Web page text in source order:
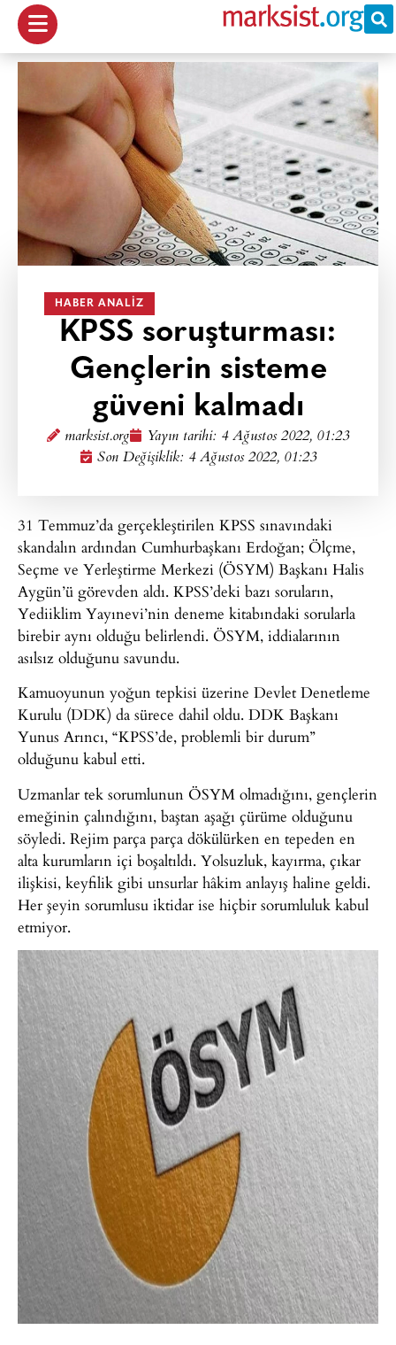
HABER ANALIZ
KPSS soruşturması:
Gençlerin sisteme
güveni kalmadı
marksist.org Yayın tarihi: 4 Ağustos 2022, 01:23
Son Değişiklik: 4 Ağustos 2022, 01:23
31 Temmuz’da gerçekleştirilen KPSS sınavındaki
skandalın ardından Cumhurbaşkanı Erdoğan; Ölçme,
Seçme ve Yerleştirme Merkezi (ÖSYM) Başkanı Halis
Aygün’ü görevden aldı. KPSS’deki bazı soruların,
Yediiklim Yayınevi’nin deneme kitabındaki sorularla
birebir aynı olduğu belirlendi. ÖSYM, iddialarının
asılsız olduğunu savundu.
Kamuoyunun yoğun tepkisi üzerine Devlet Denetleme
Kurulu (DDK) da sürece dahil oldu. DDK Başkanı
Yunus Arıncı, “KPSS’de, problemli bir durum”
olduğunu kabul etti.
Uzmanlar tek sorumlunun ÖSYM olmadığını, gençlerin
emeğinin çalındığını, baştan aşağı çürüme olduğunu
söyledi. Rejim parça parça dökülürken en tepeden en
alta kurumların içi boşaltıldı. Yolsuzluk, kayırma, çıkar
ilişkisi, keyfilik gibi unsurlar hâkim anlayış haline geldi.
Her şeyin sorumlusu iktidar ise hiçbir sorumluluk kabul
etmiyor.